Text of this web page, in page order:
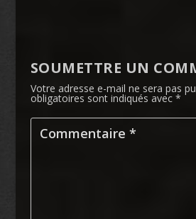
SOUMETTRE UN
Votre adresse e-mail ne sera pas
obligatoires sont indiqués avec *